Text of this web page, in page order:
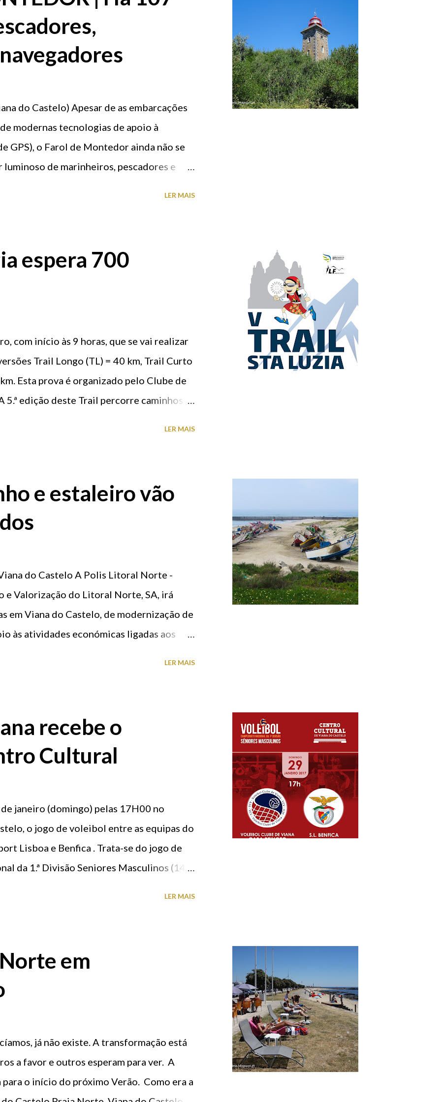
Clube de Viana/Benfica, Viana do
Benfica, Viana do Castelo Voleibol Clube
Voleibol Clube de Viana/Benfica, Viana
Benfica, Viana do Castelo Voleibol
Castelo
do Castelo) Apesar de as embarcações
modernas tecnologias de apoio à
GPS), o Farol de Montedor ainda não se
luminoso de marinheiros, pescadores e
37 anos mais tarde. Após sucessivas
eléctrica seria completamente
brancos, com um período de 9,5
náuticas (cerca de 41 quilómetros). É o
cruzando com o Farol da...
LER MAIS
espera 700
com início às 9 horas, que se vai realizar
Trail Longo (TL) = 40 km, Trail Curto
Esta prova é organizado pelo Clube de
edição deste Trail percorre caminhos e
de 2017, devem ser feitas na
). 5.ª edição do Trail Santa Luzia,
LER MAIS
e estaleiro vão
do Castelo A Polis Litoral Norte -
e Valorização do Litoral Norte, SA, irá
em Viana do Castelo, de modernização de
às atividades económicas ligadas aos
e requalificação das áreas
de embarcações, beneficiação
e expansão da área coberta do
do sistema de depósito e
• Investimento global associado: 370 mil
LER MAIS
recebe o
Cultural
janeiro (domingo) pelas 17H00 no
o jogo de voleibol entre as equipas do
Lisboa e Benfica . Trata-se do jogo de
da 1.ª Divisão Seniores Masculinos (14.ª
LER MAIS
em
já não existe. A transformação está
a favor e outros esperam para ver. A
o início do próximo Verão. Como era a